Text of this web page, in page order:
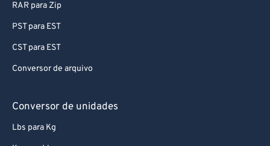
RAR para Zip
PST para EST
CST para EST
Conversor de arquivo
Conversor de unidades
Lbs para Kg